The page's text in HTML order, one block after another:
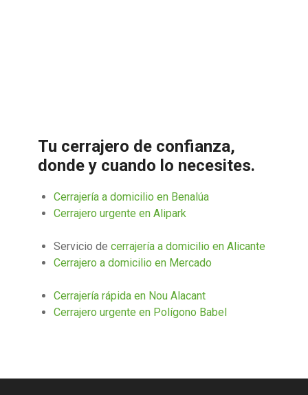
Tu cerrajero de confianza,
donde y cuando lo necesites.
Cerrajería a domicilio en Benalúa
Cerrajero urgente en Alipark
Servicio de cerrajería a domicilio en Alicante
Cerrajero a domicilio en Mercado
Cerrajería rápida en Nou Alacant
Cerrajero urgente en Polígono Babel